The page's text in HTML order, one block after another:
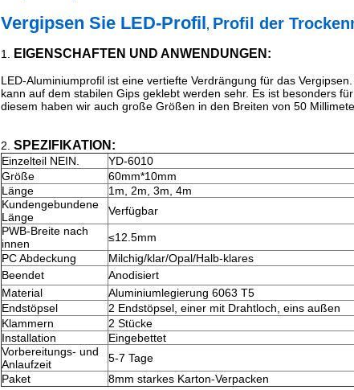
Vergipsen Sie LED-Profil, Profil der
1. EIGENSCHAFTEN UND ANWENDUNGEN:
LED-Aluminiumprofil ist eine vertiefte Verdrängung für das
kann auf dem stabilen Gips geklebt werden sehr. Es ist besonders
diesem haben wir auch große Größen in den Breiten von 50
2. SPEZIFIKATION:
Einzelteil NEIN.
YD-6010
Größe
60mm*10mm
Länge
1m, 2m, 3m, 4m
Kundengebundene
Länge
Verfügbar
PWB-Breite nach
innen
≤12.5mm
PC Abdeckung
Milchig/klar/Opal/Halb-klares
Beendet
Anodisiert
Material
Aluminiumlegierung 6063 T5
Endstöpsel
2 Endstöpsel, einer mit Drahtloch, eins außen
Klammern
2 Stücke
Installation
Eingebettet
Vorbereitungs- und
Anlaufzeit
5-7 Tage
Paket
8mm starkes Karton-Verpacken